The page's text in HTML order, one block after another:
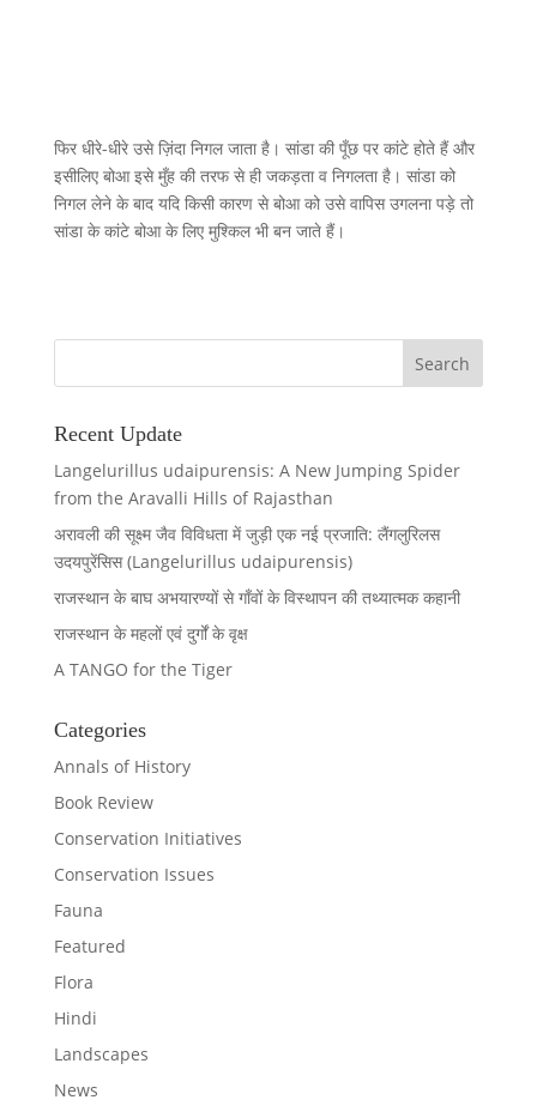
फिर धीरे-धीरे उसे ज़िंदा निगल जाता है। सांडा की पूँछ पर कांटे होते हैं और
इसीलिए बोआ इसे मुँह की तरफ से ही जकड़ता व निगलता है। सांडा को
निगल लेने के बाद यदि किसी कारण से बोआ को उसे वापिस उगलना पड़े तो
सांडा के कांटे बोआ के लिए मुश्किल भी बन जाते हैं।
Recent Update
Langelurillus udaipurensis: A New Jumping Spider
from the Aravalli Hills of Rajasthan
अरावली की सूक्ष्म जैव विविधता में जुड़ी एक नई प्रजाति: लैंगलुरिलस
उदयपुरेंसिस (Langelurillus udaipurensis)
राजस्थान के बाघ अभयारण्यों से गाँवों के विस्थापन की तथ्यात्मक कहानी
राजस्थान के महलों एवं दुर्गों के वृक्ष
A TANGO for the Tiger
Categories
Annals of History
Book Review
Conservation Initiatives
Conservation Issues
Fauna
Featured
Flora
Hindi
Landscapes
News